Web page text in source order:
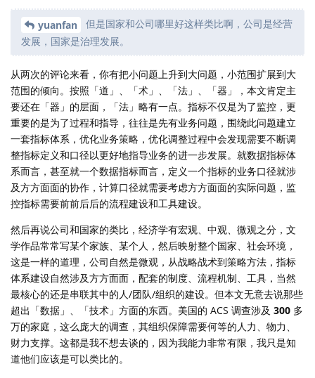
yuanfan
但是国家和公司哪里好这样类比啊，公司是经营
发展，国家是治理发展。
从两次的评论来看，你有把小问题上升到大问题，小范围扩展到大
范围的倾向。按照「道」、「术」、「法」、「器」，本文肯定主
要还在「器」的层面，「法」略有一点。指标不仅是为了监控，更
重要的是为了过程和指导，往往是先有业务问题，围绕此问题建立
一套指标体系，优化业务策略，优化调整过程中会发现需要不断调
整指标定义和口径以更好地指导业务的进一步发展。就数据指标体
系而言，甚至就一个数据指标而言，定义一个指标的业务口径就涉
及方方面面的协作，计算口径就需要考虑方方面面的实际问题，监
控指标需要前前后后的流程建设和工具建设。
然后再说公司和国家的类比，经济学有宏观、中观、微观之分，文
学作品常常写某个家族、某个人，然后映射整个国家、社会环境，
这是一样的道理，公司自然是微观，从战略战术到策略方法，指标
体系建设自然涉及方方面面，配套的制度、流程机制、工具，当然
最核心的还是串联其中的人/团队/组织的建设。但本文无意去说那些
超出「数据」、「技术」方面的东西。美国的 ACS 调查涉及 300 多
万的家庭，这么庞大的调查，其组织保障需要何等的人力、物力、
财力支撑。这都是我不想去谈的，因为我能力非常有限，我只是知
道他们应该是可以类比的。